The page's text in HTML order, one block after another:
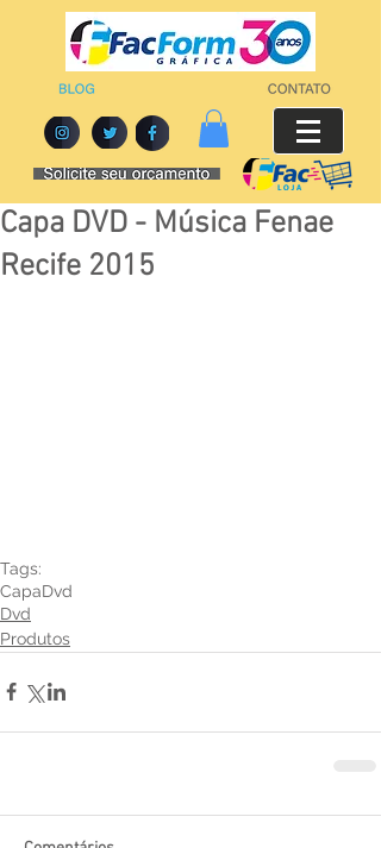
Capa DVD - Música Fenae
Recife 2015
Tags:
CapaDvd
Dvd
Produtos